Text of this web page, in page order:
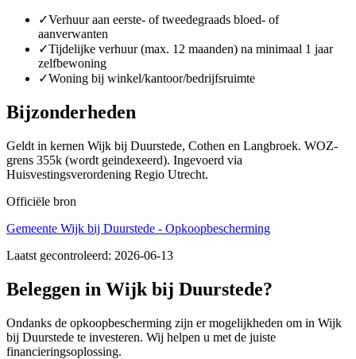
✓Verhuur aan eerste- of tweedegraads bloed- of
aanverwanten
✓Tijdelijke verhuur (max. 12 maanden) na minimaal 1 jaar
zelfbewoning
✓Woning bij winkel/kantoor/bedrijfsruimte
Bijzonderheden
Geldt in kernen Wijk bij Duurstede, Cothen en Langbroek. WOZ-
grens 355k (wordt geindexeerd). Ingevoerd via
Huisvestingsverordening Regio Utrecht.
Officiële bron
Gemeente Wijk bij Duurstede - Opkoopbescherming
Laatst gecontroleerd: 2026-06-13
Beleggen in Wijk bij Duurstede?
Ondanks de opkoopbescherming zijn er mogelijkheden om in Wijk
bij Duurstede te investeren. Wij helpen u met de juiste
financieringsoplossing.